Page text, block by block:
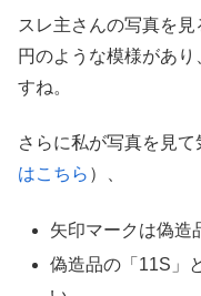
スレ主さんの写真を
円のような模様があ
すね。
さらに私が写真を見て
はこちら ）、
矢印マークは偽造
偽造品の「11S」